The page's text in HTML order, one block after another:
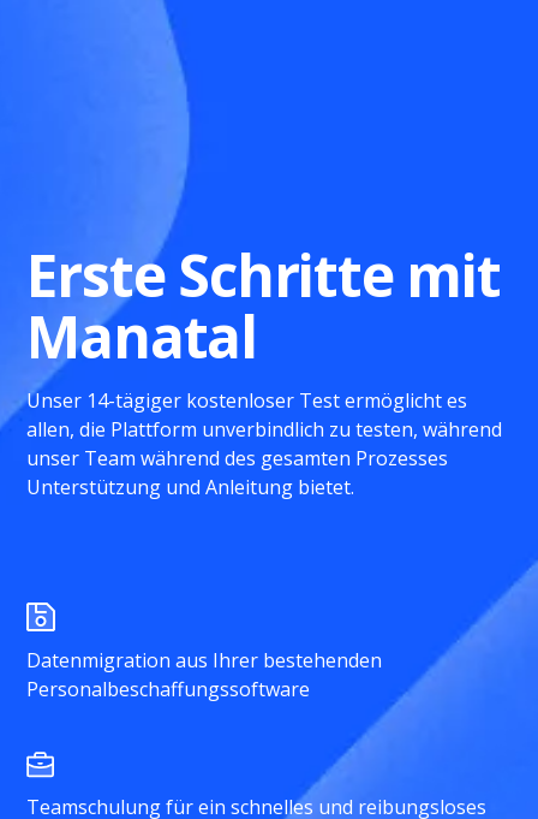
Erste Schritte mit
Manatal
Unser 14-tägiger kostenloser Test ermöglicht es
allen, die Plattform unverbindlich zu testen, während
unser Team während des gesamten Prozesses
Unterstützung und Anleitung bietet.
Datenmigration aus Ihrer bestehenden
Personalbeschaffungssoftware
Teamschulung für ein schnelles und reibungsloses